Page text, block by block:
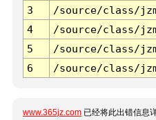
3 /source/class/
4
/source/class/
5
/source/class/
6
/source/class/
www.365jz.com 已经将此出错信息